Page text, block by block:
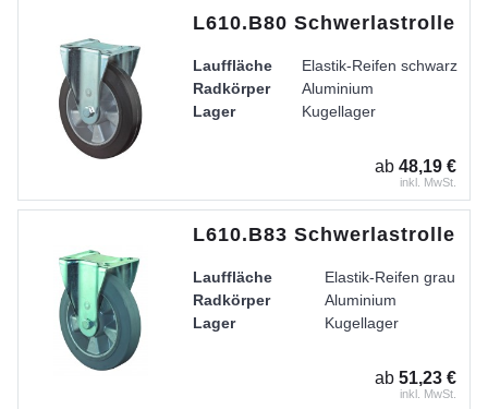
L610.B80 Schwerlastrolle
Lauffläche
Elastik-Reifen schwarz
Radkörper
Aluminium
Lager
Kugellager
ab 48,19 €
inkl. MwSt.
L610.B83 Schwerlastrolle
Lauffläche
Elastik-Reifen grau
Radkörper
Aluminium
Lager
Kugellager
ab 51,23 €
inkl. MwSt.